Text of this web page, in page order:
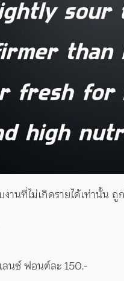
านที่ไม่เกิดรายได้เท่านั้น
นซ์ ฟอนต์ละ 150.-